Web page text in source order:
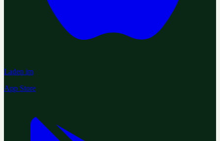
Laden im
App Store